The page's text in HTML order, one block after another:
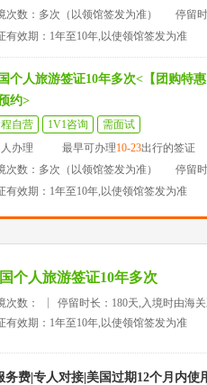
次数：多次（以领馆签发为准）
停留
有效期：1年至10年,以使领馆签发为准
个人旅游签证10年多次<【团购特
约>
程自营 1V1咨询
需面试
人办理 最早可办理10-23出行的签证
次数：多次（以领馆签发为准）
停留
有效期：1年至10年,以使领馆签发为准
个人旅游签证10年多次
次数：
停留时长：180天,入境时由海
有效期：1年至10年,以使领馆签发为准
务费|专人对接|美国过期12个月内使